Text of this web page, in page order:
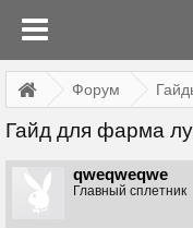
Форум
Гайд для фарма
qweqweqwe
Главный сплетник